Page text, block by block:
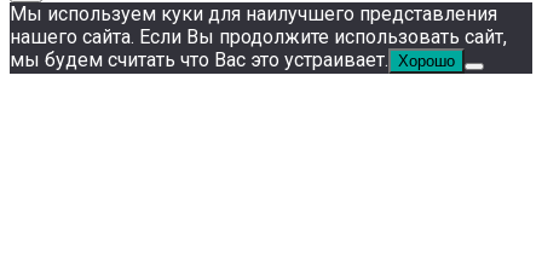
Мы используем куки для наилучшего представления
нашего сайта. Если Вы продолжите использовать сайт,
мы будем считать что Вас это устраивает. Хорошо